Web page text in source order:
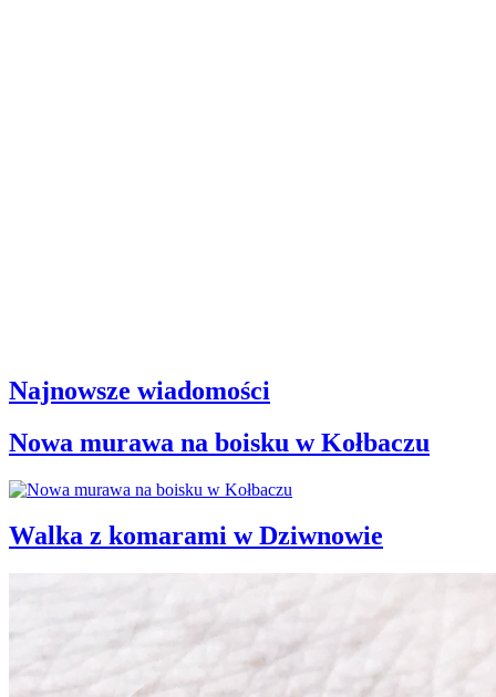
Najnowsze wiadomości
Nowa murawa na boisku w Kołbaczu
Walka z komarami w Dziwnowie